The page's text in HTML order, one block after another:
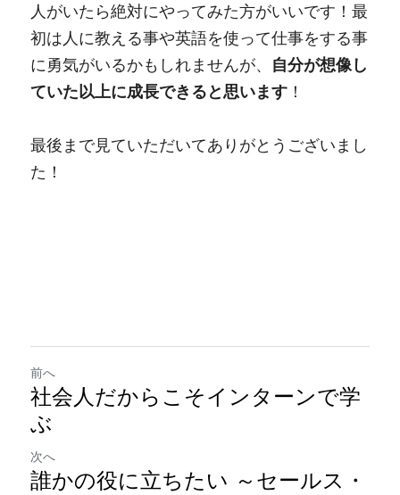
人がいたら絶対にやってみた方がいいです！最
初は人に教える事や英語を使って仕事をする事
に勇気がいるかもしれませんが、 自分が想像し
ていた以上に成長できると思います ！
最後まで見ていただいてありがとうございまし
た！
前へ
社会人だからこそインターンで学
ぶ
次へ
誰かの役に立ちたい ～セールス・